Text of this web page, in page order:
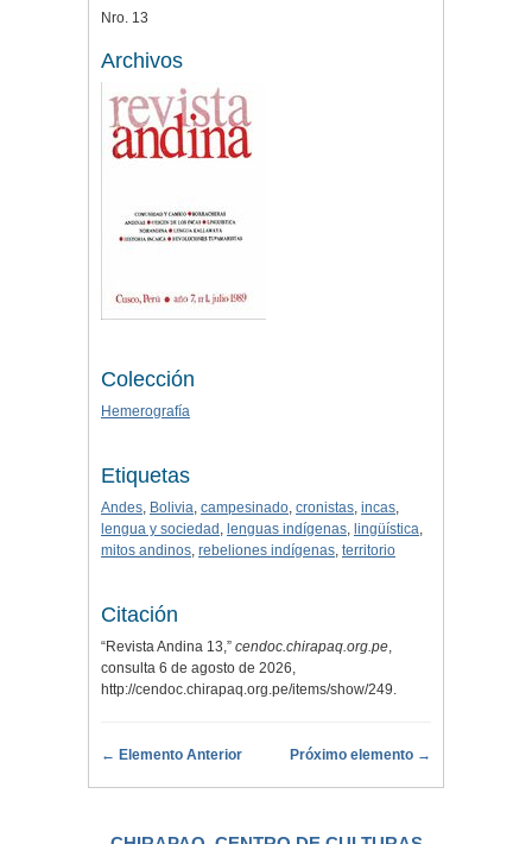
Nro. 13
Archivos
Colección
Hemerografía
Etiquetas
Andes, Bolivia, campesinado, cronistas, incas,
lengua y sociedad , lenguas indígenas, lingüística,
mitos andinos, rebeliones indígenas, territorio
Citación
“Revista Andina 13,” cendoc.chirapaq.org.pe,
consulta 6 de agosto de 2026,
http://cendoc.chirapaq.org.pe/items/show/249.
← Elemento Anterior Próximo elemento →